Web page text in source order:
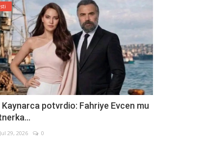
Kaynarca potvrdio: Fahriye Evcen mu
Jul 29, 2026 0